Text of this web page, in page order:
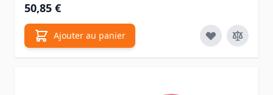
50,85 €
Ajouter au panier